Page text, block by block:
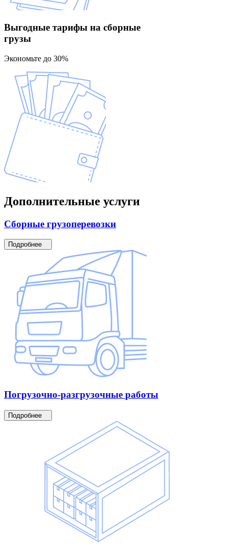
Выгодные тарифы на сборные
грузы
Экономьте до 30%
Дополнительные услуги
Сборные грузоперевозки
Подробнее
Погрузочно-разгрузочные работы
Подробнее